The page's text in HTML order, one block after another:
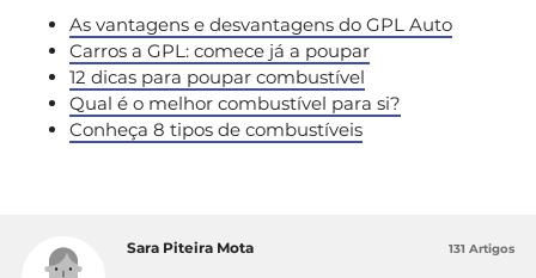
As vantagens e desvantagens do GPL Auto
Carros a GPL: comece já a poupar
12 dicas para poupar combustível
Qual é o melhor combustível para si?
Conheça 8 tipos de combustíveis
Sara Piteira Mota 131 Artigos